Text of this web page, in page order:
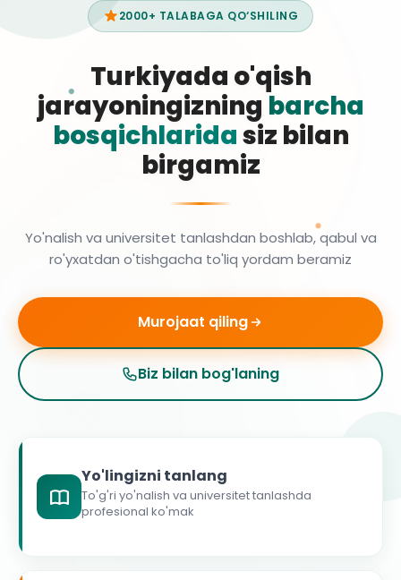
2000+ TALABAGA QO‘SHILING
Turkiyada o'qish
jarayoningizning barcha
bosqichlaridasiz bilan
birgamiz
Yo'nalish va universitet tanlashdan boshlab, qabul va
ro'yxatdan o'tishgacha to'liq yordam beramiz
Murojaat qiling
Biz bilan bog'laning
Yo'lingizni tanlang
To'g'ri yo'nalish va universitet tanlashda
profesional ko'mak